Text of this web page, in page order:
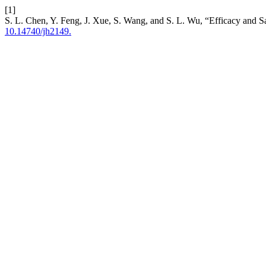
[1]
S. L. Chen, Y. Feng, J. Xue, S. Wang, and S. L. Wu, “Efficacy
10.14740/jh2149.